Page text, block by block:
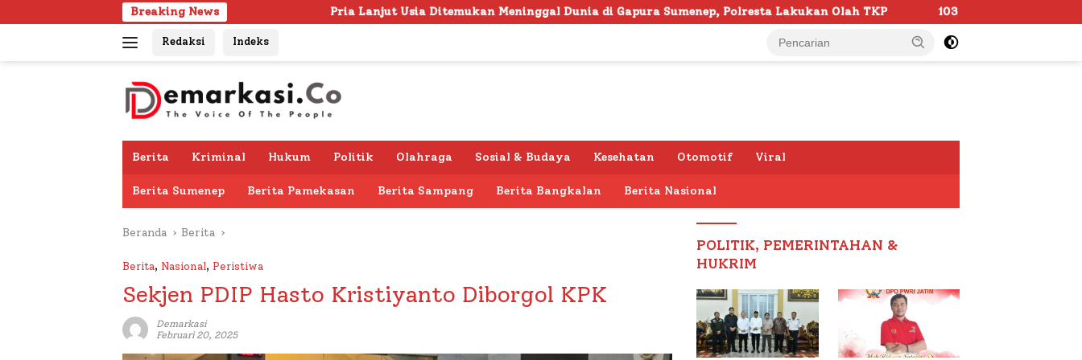
ke
Breaking NewsPria Lanjut Usia Ditemukan Meninggal Dunia di Gapura Sumenep, Polresta Lakukan Olah TKP 103 Kafilah Siap Ramaikan MTQ KORPRI
Redaksi Indeks
Berita Kriminal Hukum Politik Olahraga Sosial & Budaya Kesehatan Otomotif Viral
Berita Sumenep Berita Pamekasan Berita Sampang Berita Bangkalan Berita Nasional
Beranda Berita
Berita, Nasional, Peristiwa
Sekjen PDIP Hasto Kristiyanto Diborgol KPK
Demarkasi
Februari 20, 2025
POLITIK, PEMERINTAHAN &
HUKRIM